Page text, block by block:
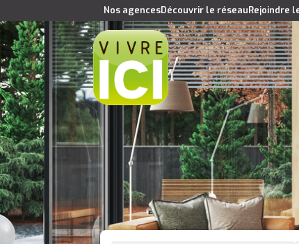
Nos agencesDécouvrir le réseauRejoindre